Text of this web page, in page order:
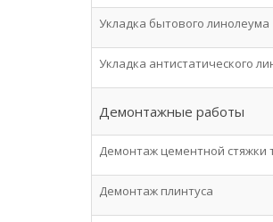
Укладка бытового линолеума
Укладка антистатического
Демонтажные работы
Демонтаж цементной стяжки
Демонтаж плинтуса